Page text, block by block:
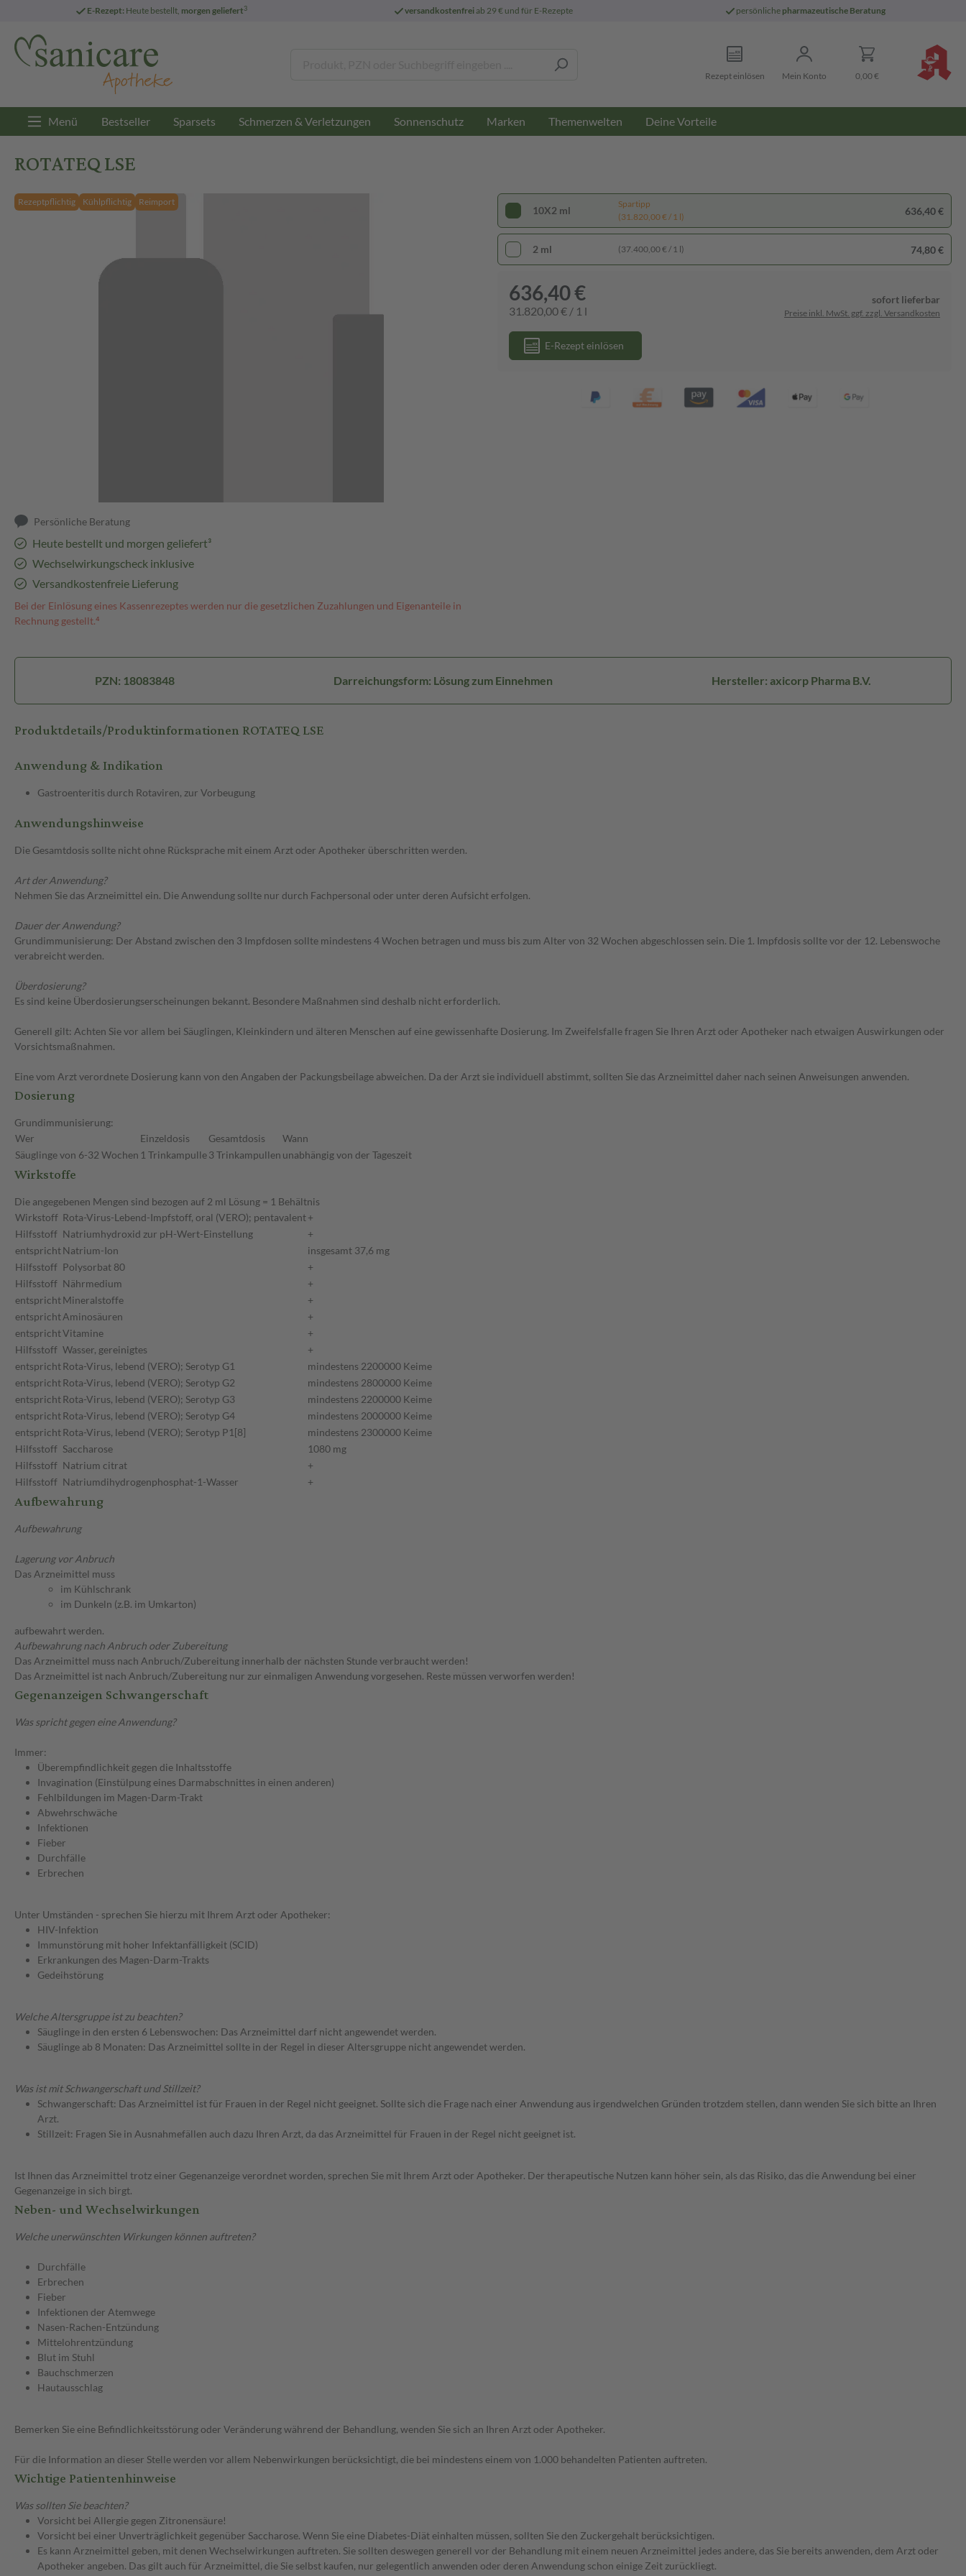
E-Rezept: Heute bestellt, morgen geliefert3 versandkostenfreiab 29 € und für E-Rezepte persönliche pharmazeutische Beratung
Rezept einlösen Mein Konto 0,00 €
Menü Bestseller Sparsets Schmerzen & Verletzungen Sonnenschutz Marken Themenwelten Deine Vorteile
ROTATEQ LSE
Rezeptpflichtig Kühlpflichtig Reimport
Persönliche Beratung
Heute bestellt und morgen geliefert³
Wechselwirkungscheck inklusive
Versandkostenfreie Lieferung
Bei der Einlösung eines Kassenrezeptes werden nur die gesetzlichen Zuzahlungen und Eigenanteile in
Rechnung gestellt.⁴
10X2 ml
Spartipp
(31.820,00 € / 1 l)
636,40 €
2 ml (37.400,00 € / 1 l) 74,80 €
636,40 €
31.820,00 € / 1 l
sofort lieferbar
Preise inkl. MwSt. ggf. zzgl. Versandkosten
E-Rezept einlösen
PZN: 18083848 Darreichungsform: Lösung zum Einnehmen Hersteller: axicorp Pharma B.V.
Produktdetails/Produktinformationen ROTATEQ LSE
Anwendung & Indikation
Gastroenteritis durch Rotaviren, zur Vorbeugung
Anwendungshinweise
Die Gesamtdosis sollte nicht ohne Rücksprache mit einem Arzt oder Apotheker überschritten werden.
Art der Anwendung?
Nehmen Sie das Arzneimittel ein. Die Anwendung sollte nur durch Fachpersonal oder unter deren Aufsicht erfolgen.
Dauer der Anwendung?
Grundimmunisierung: Der Abstand zwischen den 3 Impfdosen sollte mindestens 4 Wochen betragen und muss bis zum Alter von 32 Wochen abgeschlossen sein. Die 1. Impfdosis sollte vor der 12. Lebenswoche
verabreicht werden.
Überdosierung?
Es sind keine Überdosierungserscheinungen bekannt. Besondere Maßnahmen sind deshalb nicht erforderlich.
Generell gilt: Achten Sie vor allem bei Säuglingen, Kleinkindern und älteren Menschen auf eine gewissenhafte Dosierung. Im Zweifelsfalle fragen Sie Ihren Arzt oder Apotheker nach etwaigen Auswirkungen oder
Vorsichtsmaßnahmen.
Eine vom Arzt verordnete Dosierung kann von den Angaben der Packungsbeilage abweichen. Da der Arzt sie individuell abstimmt, sollten Sie das Arzneimittel daher nach seinen Anweisungen anwenden.
Dosierung
Grundimmunisierung:
Wer
Einzeldosis Gesamtdosis
Wann
Säuglinge von 6-32 Wochen 1 Trinkampulle3 Trinkampullen unabhängig von der Tageszeit
Wirkstoffe
Die angegebenen Mengen sind bezogen auf 2 ml Lösung = 1 Behältnis
Wirkstoff Rota-Virus-Lebend-Impfstoff, oral (VERO); pentavalent+
Hilfsstoff Natriumhydroxid zur pH-Wert-Einstellung
+
entsprichtNatrium-Ion
insgesamt 37,6 mg
Hilfsstoff Polysorbat 80
+
Hilfsstoff Nährmedium
+
entsprichtMineralstoffe
+
entsprichtAminosäuren
+
entsprichtVitamine
+
Hilfsstoff Wasser, gereinigtes
+
entsprichtRota-Virus, lebend (VERO); Serotyp G1
mindestens 2200000 Keime
entsprichtRota-Virus, lebend (VERO); Serotyp G2
mindestens 2800000 Keime
entsprichtRota-Virus, lebend (VERO); Serotyp G3
mindestens 2200000 Keime
entsprichtRota-Virus, lebend (VERO); Serotyp G4
mindestens 2000000 Keime
entsprichtRota-Virus, lebend (VERO); Serotyp P1[8]
mindestens 2300000 Keime
Hilfsstoff Saccharose
1080 mg
Hilfsstoff Natrium citrat
+
Hilfsstoff Natriumdihydrogenphosphat-1-Wasser +
Aufbewahrung
Aufbewahrung
Lagerung vor Anbruch
Das Arzneimittel muss
im Kühlschrank
im Dunkeln (z.B. im Umkarton)
aufbewahrt werden.
Aufbewahrung nach Anbruch oder Zubereitung
Das Arzneimittel muss nach Anbruch/Zubereitung innerhalb der nächsten Stunde verbraucht werden!
Das Arzneimittel ist nach Anbruch/Zubereitung nur zur einmaligen Anwendung vorgesehen. Reste müssen verworfen werden!
Gegenanzeigen Schwangerschaft
Was spricht gegen eine Anwendung?
Immer:
Überempfindlichkeit gegen die Inhaltsstoffe
Invagination (Einstülpung eines Darmabschnittes in einen anderen)
Fehlbildungen im Magen-Darm-Trakt
Abwehrschwäche
Infektionen
Fieber
Durchfälle
Erbrechen
Unter Umständen - sprechen Sie hierzu mit Ihrem Arzt oder Apotheker:
HIV-Infektion
Immunstörung mit hoher Infektanfälligkeit (SCID)
Erkrankungen des Magen-Darm-Trakts
Gedeihstörung
Welche Altersgruppe ist zu beachten?
Säuglinge in den ersten 6 Lebenswochen: Das Arzneimittel darf nicht angewendet werden.
Säuglinge ab 8 Monaten: Das Arzneimittel sollte in der Regel in dieser Altersgruppe nicht angewendet werden.
Was ist mit Schwangerschaft und Stillzeit?
Schwangerschaft: Das Arzneimittel ist für Frauen in der Regel nicht geeignet. Sollte sich die Frage nach einer Anwendung aus irgendwelchen Gründen trotzdem stellen, dann wenden Sie sich bitte an Ihren
Arzt.
Stillzeit: Fragen Sie in Ausnahmefällen auch dazu Ihren Arzt, da das Arzneimittel für Frauen in der Regel nicht geeignet ist.
Ist Ihnen das Arzneimittel trotz einer Gegenanzeige verordnet worden, sprechen Sie mit Ihrem Arzt oder Apotheker. Der therapeutische Nutzen kann höher sein, als das Risiko, das die Anwendung bei einer
Gegenanzeige in sich birgt.
Neben- und Wechselwirkungen
Welche unerwünschten Wirkungen können auftreten?
Durchfälle
Erbrechen
Fieber
Infektionen der Atemwege
Nasen-Rachen-Entzündung
Mittelohrentzündung
Blut im Stuhl
Bauchschmerzen
Hautausschlag
Bemerken Sie eine Befindlichkeitsstörung oder Veränderung während der Behandlung, wenden Sie sich an Ihren Arzt oder Apotheker.
Für die Information an dieser Stelle werden vor allem Nebenwirkungen berücksichtigt, die bei mindestens einem von 1.000 behandelten Patienten auftreten.
Wichtige Patientenhinweise
Was sollten Sie beachten?
Vorsicht bei Allergie gegen Zitronensäure!
Vorsicht bei einer Unverträglichkeit gegenüber Saccharose. Wenn Sie eine Diabetes-Diät einhalten müssen, sollten Sie den Zuckergehalt berücksichtigen.
Es kann Arzneimittel geben, mit denen Wechselwirkungen auftreten. Sie sollten deswegen generell vor der Behandlung mit einem neuen Arzneimittel jedes andere, das Sie bereits anwenden, dem Arzt oder
Apotheker angeben. Das gilt auch für Arzneimittel, die Sie selbst kaufen, nur gelegentlich anwenden oder deren Anwendung schon einige Zeit zurückliegt.